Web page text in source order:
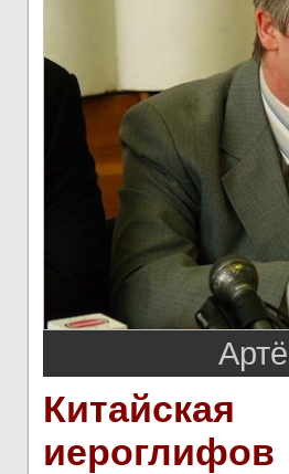
иероглифов